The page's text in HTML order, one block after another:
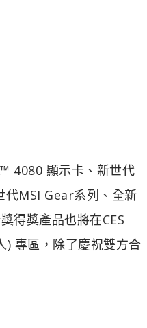
4080 顯示卡、新世代
代MSI Gear系列、全新
得獎產品也將在CES
專區，除了慶祝雙方合